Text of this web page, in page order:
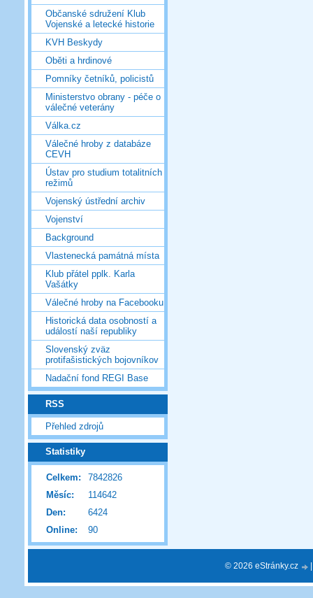
Občanské sdružení Klub
Vojenské a letecké historie
KVH Beskydy
Oběti a hrdinové
Pomníky četníků, policistů
Ministerstvo obrany - péče o
válečné veterány
Válka.cz
Válečné hroby z databáze
CEVH
Ústav pro studium totalitních
režimů
Vojenský ústřední archiv
Vojenství
Background
Vlastenecká památná místa
Klub přátel pplk. Karla
Vašátky
Válečné hroby na Facebooku
Historická data osobností a
událostí naší republiky
Slovenský zväz
protifašistických bojovníkov
Nadační fond REGI Base
RSS
Přehled zdrojů
Statistiky
Online: 90
Celkem:
7842826
Měsíc:
114642
Den:
6424
© 2026 eStránky.cz